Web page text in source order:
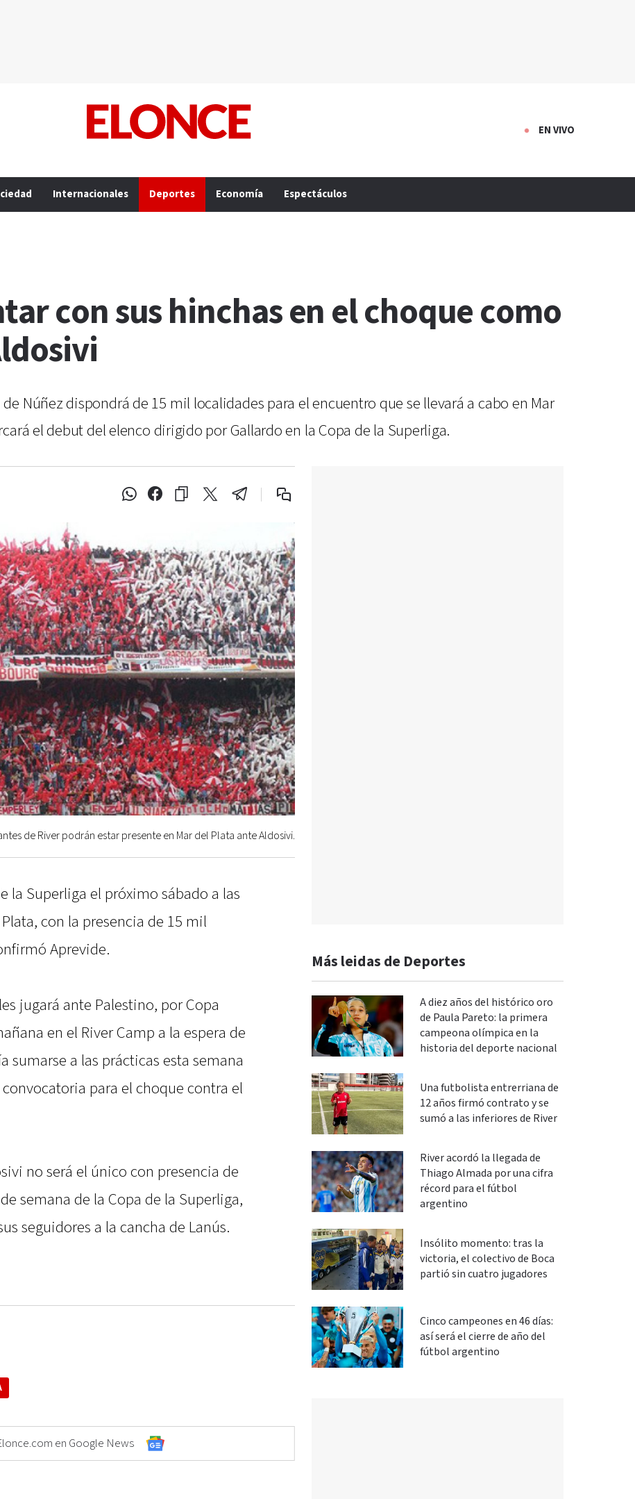
EN VIVO
Internacionales Deportes Economía Espectáculos
con sus hinchas en el choque como
Núñez dispondrá de 15 mil localidades para el encuentro que se llevará a cabo en Mar
el debut del elenco dirigido por Gallardo en la Copa de la Superliga.
de River podrán estar presente en Mar del Plata ante Aldosivi.
la Superliga el próximo sábado a las
con la presencia de 15 mil
Aprevide.
jugará ante Palestino, por Copa
en el River Camp a la espera de
sumarse a las prácticas esta semana
para el choque contra el
no será el único con presencia de
semana de la Copa de la Superliga,
seguidores a la cancha de Lanús.
en Google News
Más leidas de Deportes
A diez años del histórico oro
de Paula Pareto: la primera
campeona olímpica en la
historia del deporte nacional
Una futbolista entrerriana de
12 años firmó contrato y se
sumó a las inferiores de River
River acordó la llegada de
Thiago Almada por una cifra
récord para el fútbol
argentino
Insólito momento: tras la
victoria, el colectivo de Boca
partió sin cuatro jugadores
Cinco campeones en 46 días:
así será el cierre de año del
fútbol argentino